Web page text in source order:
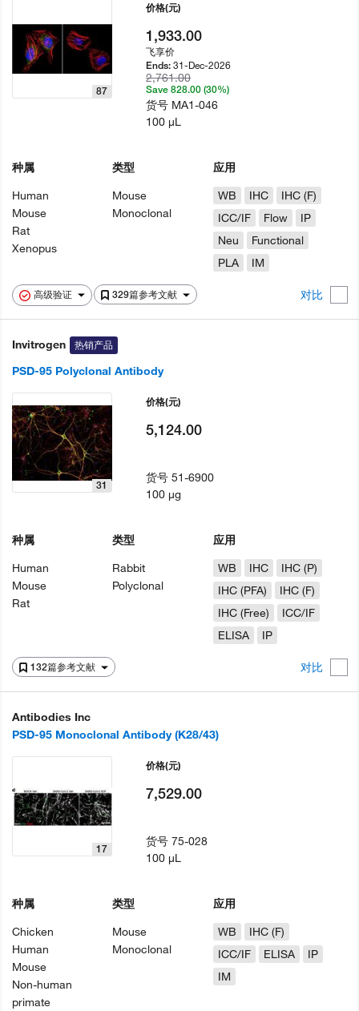
高级验证 329篇参考文献 对比
87
种属
Human
Mouse
Rat
Xenopus
类型
Mouse
Monoclonal
应用
WB
IHC
IHC (F)
ICC/IF
Flow
IP
Neu
Functional
PLA
IM
价格(元)
1,933.00
飞享价
Ends:31-Dec-2026
2,761.00
Save 828.00 (30%)
货号 MA1-046
100 µL
Invitrogen 热销产品
PSD-95 Polyclonal Antibody
132篇参考文献 对比
31
种属
Human
Mouse
Rat
类型
Rabbit
Polyclonal
应用
WB
IHC
IHC (P)
IHC (PFA)
IHC (F)
IHC (Free)
ICC/IF
ELISA
IP
价格(元)
5,124.00
货号51-6900
100 µg
Antibodies Inc
PSD-95 Monoclonal Antibody (K28/43)
17
种属
Chicken
Human
Mouse
Non-human
primate
类型
Mouse
Monoclonal
应用
WB
IHC (F)
ICC/IF
ELISA
IP
IM
价格(元)
7,529.00
货号75-028
100 µL